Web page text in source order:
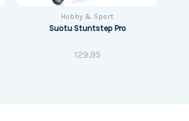
Hobby & Sport
Suotu Stuntstep Pro
129,95